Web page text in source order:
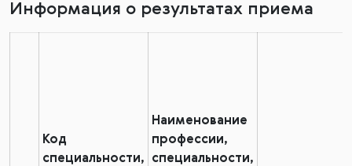
Информация о результатах приема
Код
специальности,
Наименование
профессии,
специальности,